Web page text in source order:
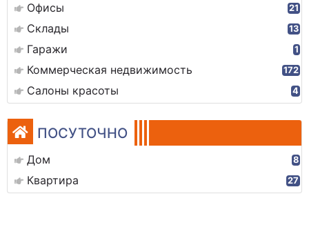
Офисы 21
Склады 13
Гаражи 1
Коммерческая недвижимость 172
Салоны красоты 4
ПОСУТОЧНО
Дом 8
Квартира 27